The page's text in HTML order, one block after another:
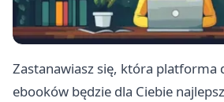
Zastanawiasz się, która platforma
ebooków będzie dla Ciebie